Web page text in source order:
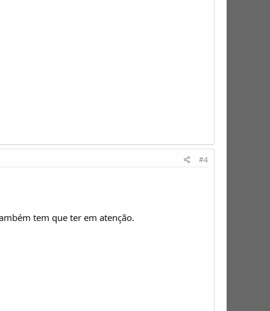
#4
tem que ter em atenção.